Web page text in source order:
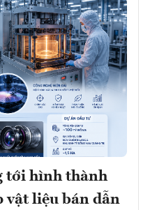
tới hình thành
vật liệu bán dẫn